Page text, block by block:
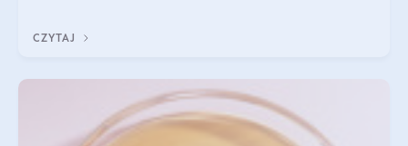
osłabienie włosów.
CZYTAJ